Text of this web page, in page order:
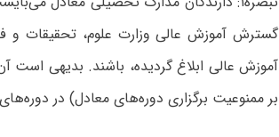
بر ممنوعیت برگزاری دوره‌های معادل) در